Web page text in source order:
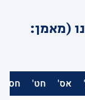
(מאמן:
אס' חט'
חס'